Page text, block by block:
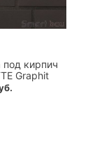
под кирпич
Graphit